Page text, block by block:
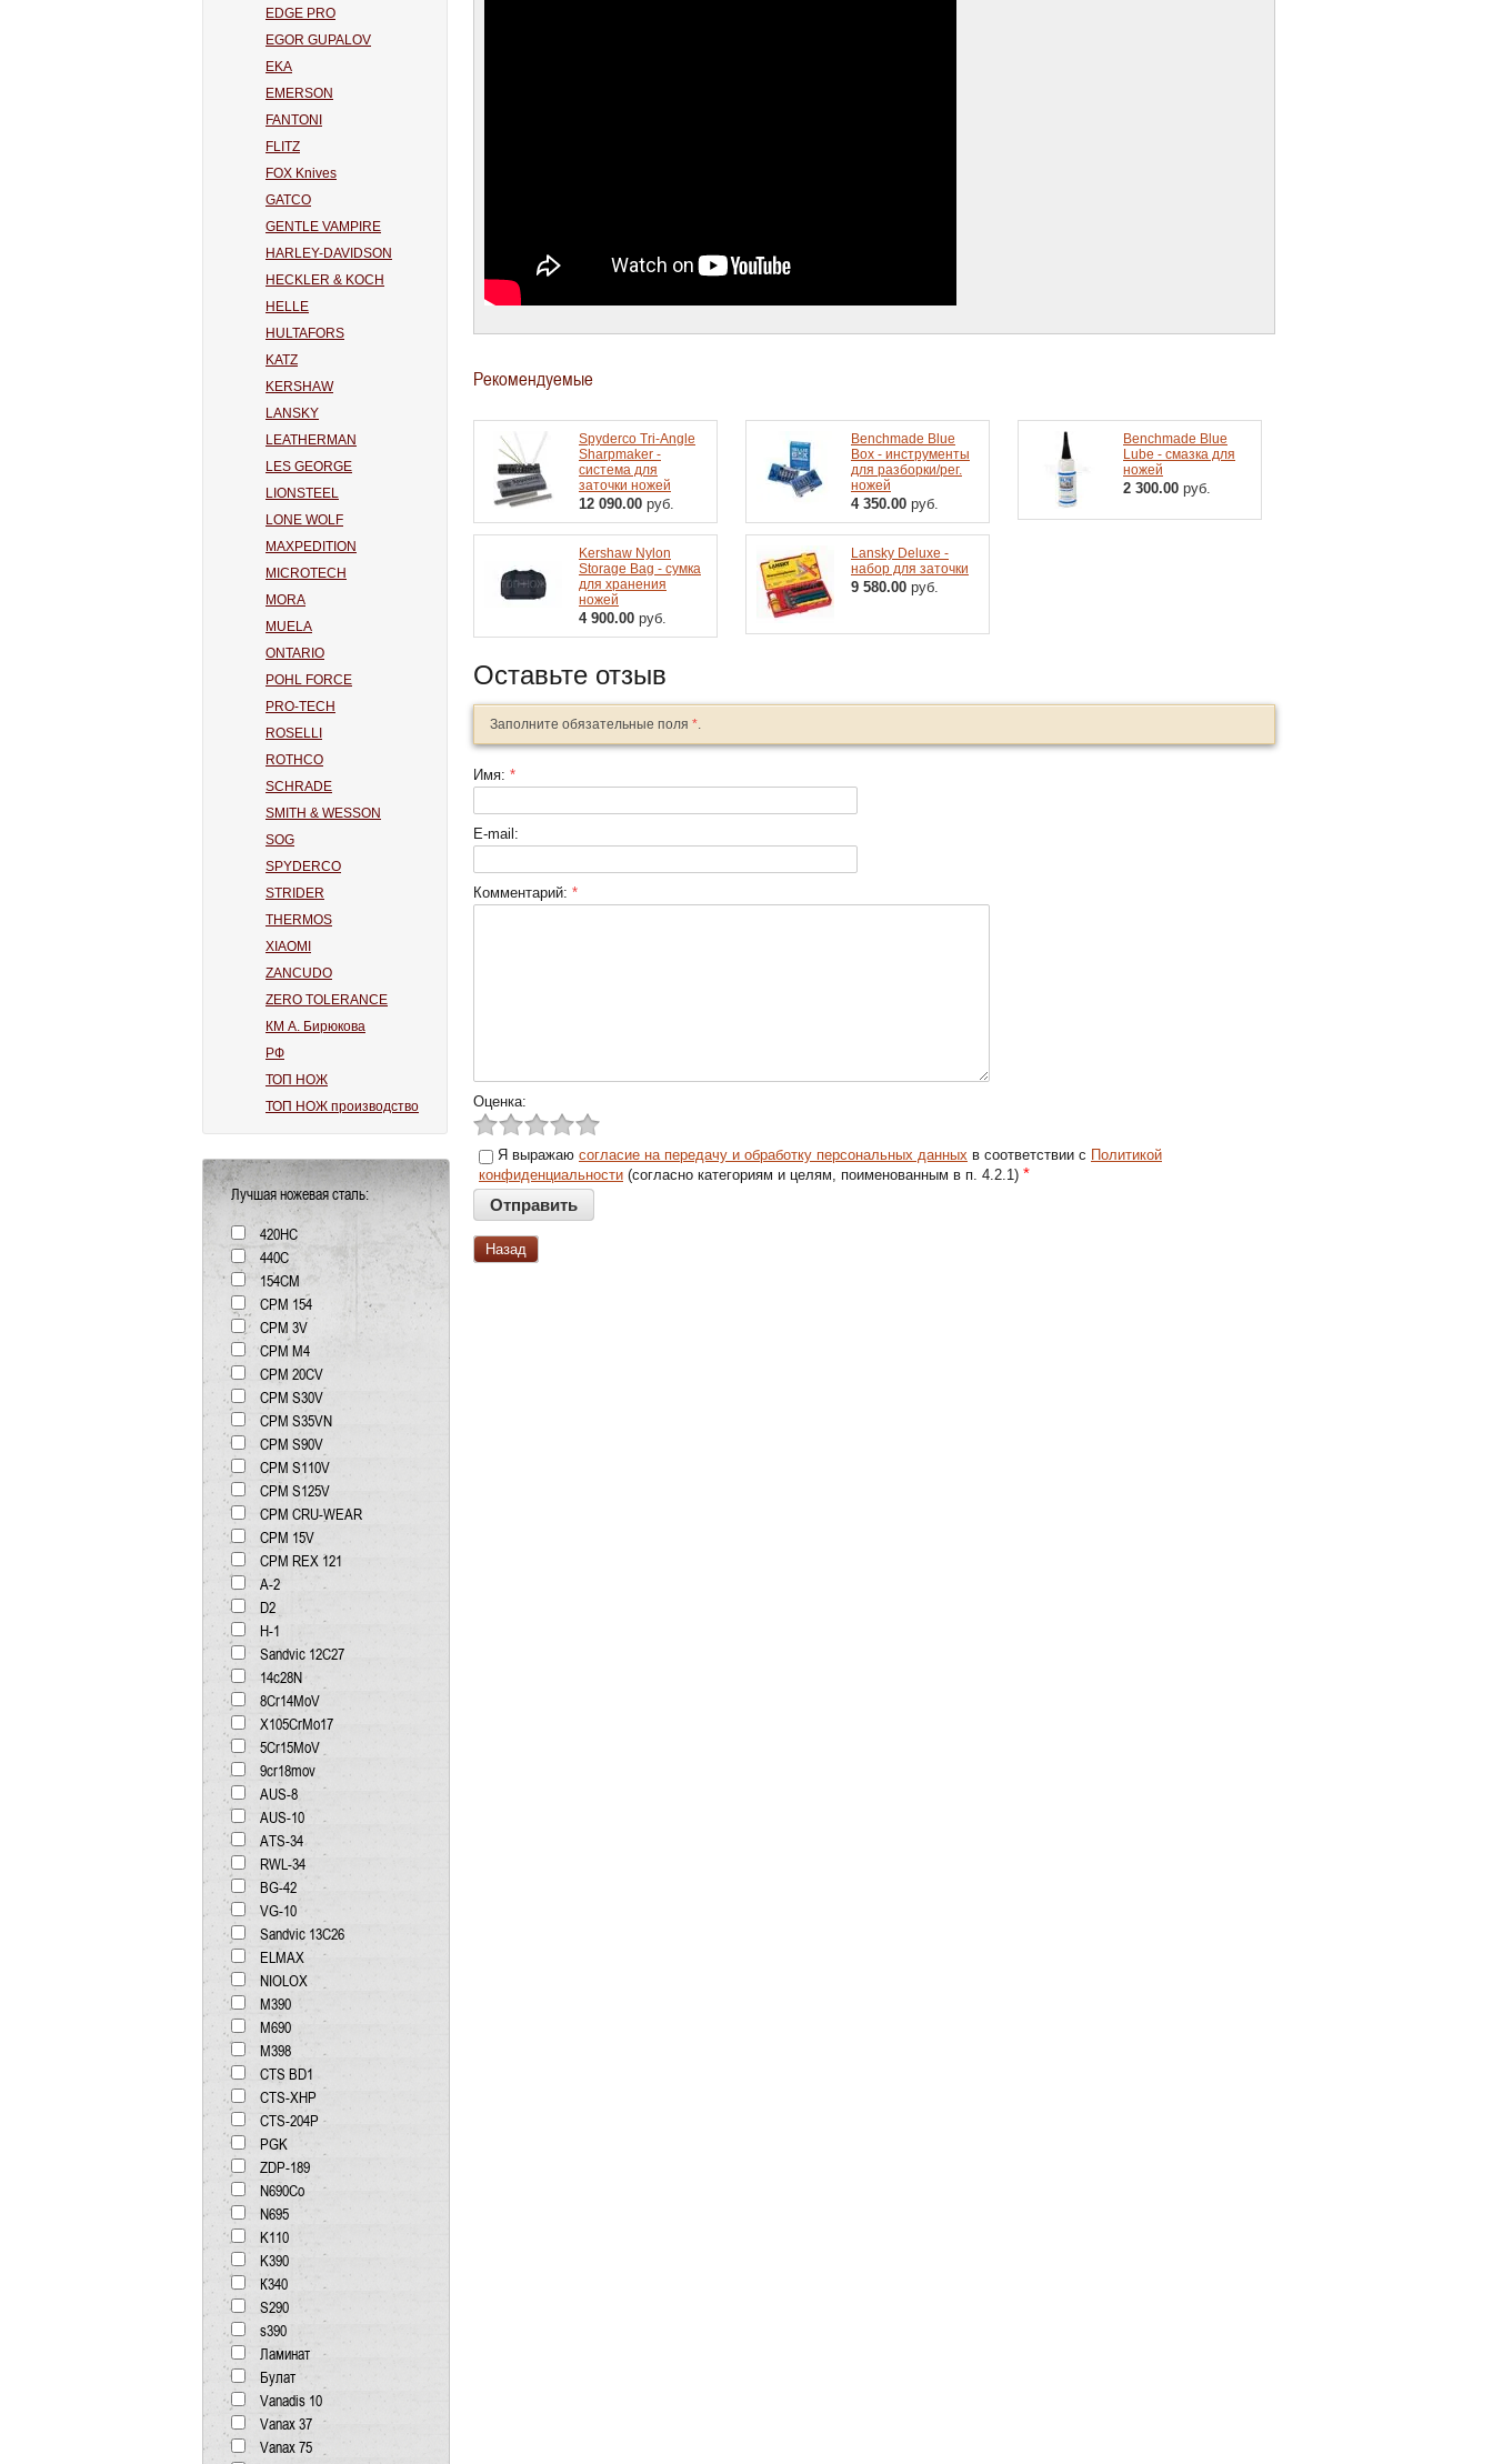
Рекомендуемые
Spyderco Tri-Angle
Sharpmaker -
система для
заточки ножей
12 090.00 руб.
Benchmade Blue
Box - инструменты
для разборки/рег.
ножей
4 350.00 руб.
Benchmade Blue
Lube - смазка для
ножей
2 300.00 руб.
Kershaw Nylon
Storage Bag - сумка
для хранения
ножей
4 900.00 руб.
Lansky Deluxe -
набор для заточки
9 580.00 руб.
Оставьте отзыв
Заполните обязательные поля *.
Имя: *
E-mail:
Комментарий: *
Оценка:
Я выражаю согласие на передачу и обработку персональных данных в соответствии с Политикой
конфиденциальности (согласно категориям и целям, поименованным в п. 4.2.1) *
Назад
EDGE PRO
EGOR GUPALOV
EKA
EMERSON
FANTONI
FLITZ
FOX Knives
GATCO
GENTLE VAMPIRE
HARLEY-DAVIDSON
HECKLER & KOCH
HELLE
HULTAFORS
KATZ
KERSHAW
LANSKY
LEATHERMAN
LES GEORGE
LIONSTEEL
LONE WOLF
MAXPEDITION
MICROTECH
MORA
MUELA
ONTARIO
POHL FORCE
PRO-TECH
ROSELLI
ROTHCO
SCHRADE
SMITH & WESSON
SOG
SPYDERCO
STRIDER
THERMOS
XIAOMI
ZANCUDO
ZERO TOLERANCE
КМ А. Бирюкова
РФ
ТОП НОЖ
ТОП НОЖ производство
Лучшая ножевая сталь:
420HC
440C
154СМ
CPM 154
CPM 3V
CPM M4
CPM 20CV
CPM S30V
CPM S35VN
CPM S90V
CPM S110V
CPM S125V
CPM CRU-WEAR
CPM 15V
CPM REX 121
А-2
D2
H-1
Sandvic 12C27
14c28N
8Cr14MoV
X105CrMo17
5Cr15MoV
9cr18mov
AUS-8
AUS-10
ATS-34
RWL-34
BG-42
VG-10
Sandvic 13C26
ELMAX
NIOLOX
М390
М690
М398
CTS BD1
CTS-XHP
CTS-204P
PGK
ZDP-189
N690Co
N695
K110
K390
К340
S290
s390
Ламинат
Булат
Vanadis 10
Vanax 37
Vanax 75